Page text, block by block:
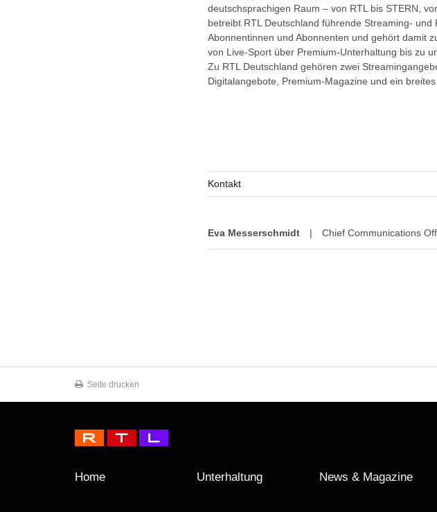
deutschsprachigen Raum – von RTL bis STERN,
betreibt RTL Deutschland führende Streaming-
Abonnentinnen und Abonnenten und gehört damit
von Live-Sport über Premium-Unterhaltung bis zu
Zu RTL Deutschland gehören zwei
Digitalangebote, Premium-Magazine und ein breites
Kontakt
Eva Messerschmidt | Chief Communications
Seite drucken
Home Unterhaltung News & Magazine